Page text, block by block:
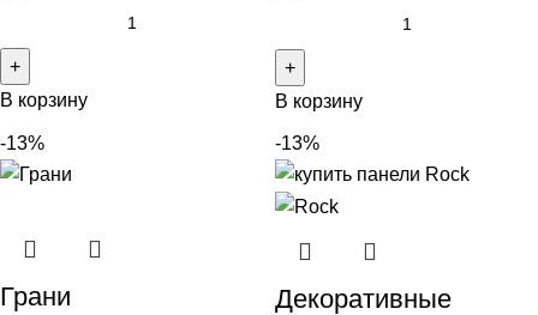
В корзину В корзину
-13%
Грани
-13%
Декоративные